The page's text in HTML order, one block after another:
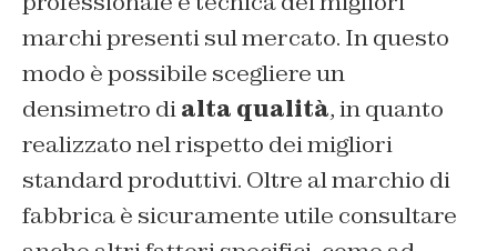
marchi presenti sul mercato. In questo
modo è possibile scegliere un
densimetro dialta qualità, in quanto
realizzato nel rispetto dei migliori
standard produttivi. Oltre al marchio di
fabbrica è sicuramente utile consultare